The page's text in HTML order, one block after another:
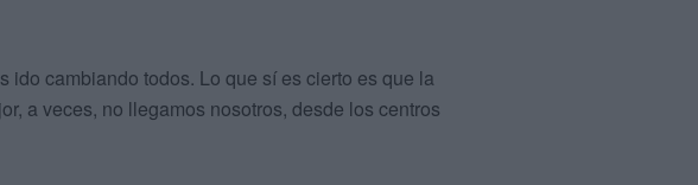
cambiando todos. Lo que sí es cierto es que la
a veces, no llegamos nosotros, desde los centros